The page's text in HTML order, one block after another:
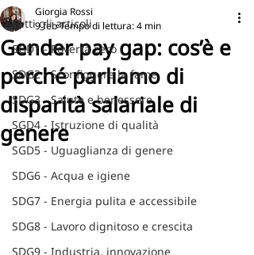
Tutti gli articoli
SGD1 - Povertà zero
SDG2 - Sconfiggere la fame
SDG3 - Salute e benessere
SGD4 - Istruzione di qualità
SGD5 - Uguaglianza di genere
SDG6 - Acqua e igiene
SDG7 - Energia pulita e accessibile
SDG8 - Lavoro dignitoso e crescita
SDG9 - Industria, innovazione
Gender pay gap: cos’è e
perché parliamo di
disparità salariale di
genere
Giorgia Rossi
9 febTempo di lettura: 4 min